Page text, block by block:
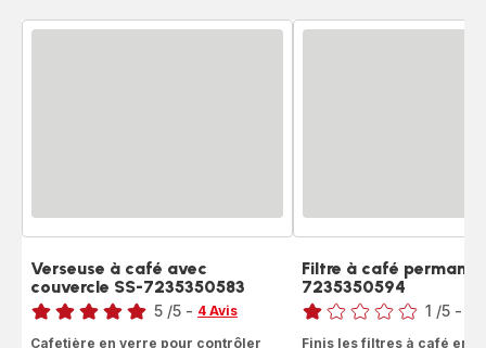
Verseuse à café avec
couvercle SS-7235350583
Note
5 /5 - 4 Avis
Cafetière en verre pour contrôler
Filtre à café
7235350594
Note
1 /5 -
Finis les filtres à café en